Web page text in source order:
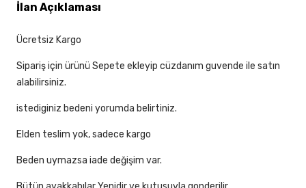
İlan Açıklaması
Ücretsiz Kargo
Sipariş için ürünü Sepete ekleyip cüzdanım guvende ile satın
alabilirsiniz.
istediginiz bedeni yorumda belirtiniz.
Elden teslim yok, sadece kargo
Beden uymazsa iade değişim var.